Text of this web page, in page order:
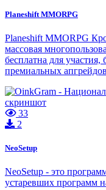
Planeshift MMORPG
Planeshift MMORPG
массовая
бесплатна для участия,
премиальных
33
2
NeoSetup
NeoSetup - это
устаревших программ